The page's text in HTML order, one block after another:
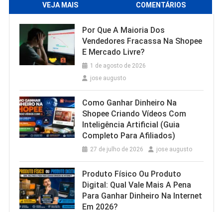
VEJA MAIS COMENTÁRIOS
Por Que A Maioria Dos
Vendedores Fracassa Na Shopee
E Mercado Livre?
1 de agosto de 2026
jose augusto
Como Ganhar Dinheiro Na
Shopee Criando Vídeos Com
Inteligência Artificial (Guia
Completo Para Afiliados)
27 de julho de 2026 jose augusto
Produto Físico Ou Produto
Digital: Qual Vale Mais A Pena
Para Ganhar Dinheiro Na Internet
Em 2026?